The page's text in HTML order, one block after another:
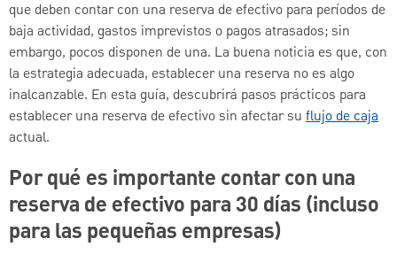
que deben contar con una reserva de efectivo para períodos de
baja actividad, gastos imprevistos o pagos atrasados; sin
embargo, pocos disponen de una. La buena noticia es que, con
la estrategia adecuada, establecer una reserva no es algo
inalcanzable. En esta guía, descubrirá pasos prácticos para
establecer una reserva de efectivo sin afectar su flujo de caja
actual.
Por qué es importante contar con una
reserva de efectivo para 30 días (incluso
para las pequeñas empresas)